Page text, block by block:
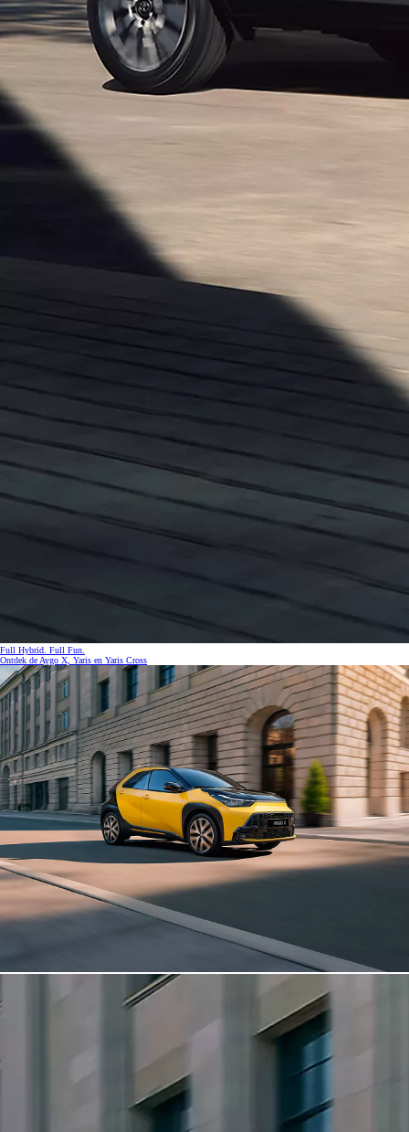
Full Hybrid. Full Fun.
Ontdek de Aygo X, Yaris en Yaris Cross